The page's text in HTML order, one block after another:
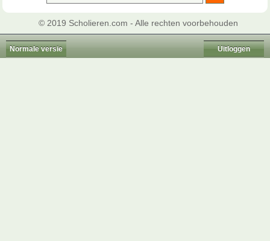
© 2019 Scholieren.com - Alle rechten voorbehouden
Normale versie Uitloggen